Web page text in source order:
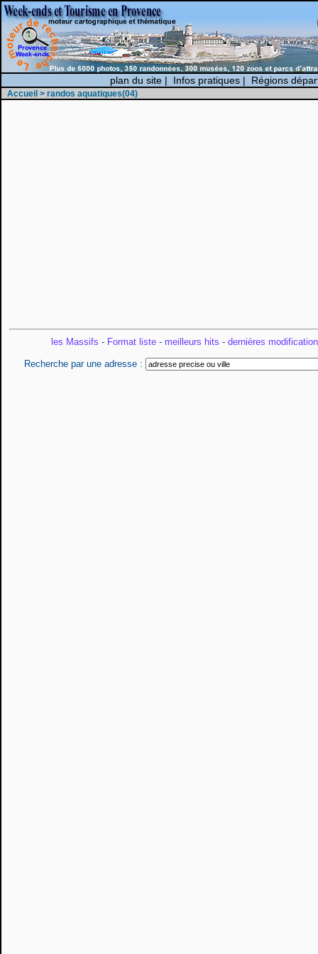
plan du site| Infos pratiques| Régions
Accueil > randos aquatiques(04)
les Massifs - Format liste- meilleurs hits - dernières
Recherche par une adresse :